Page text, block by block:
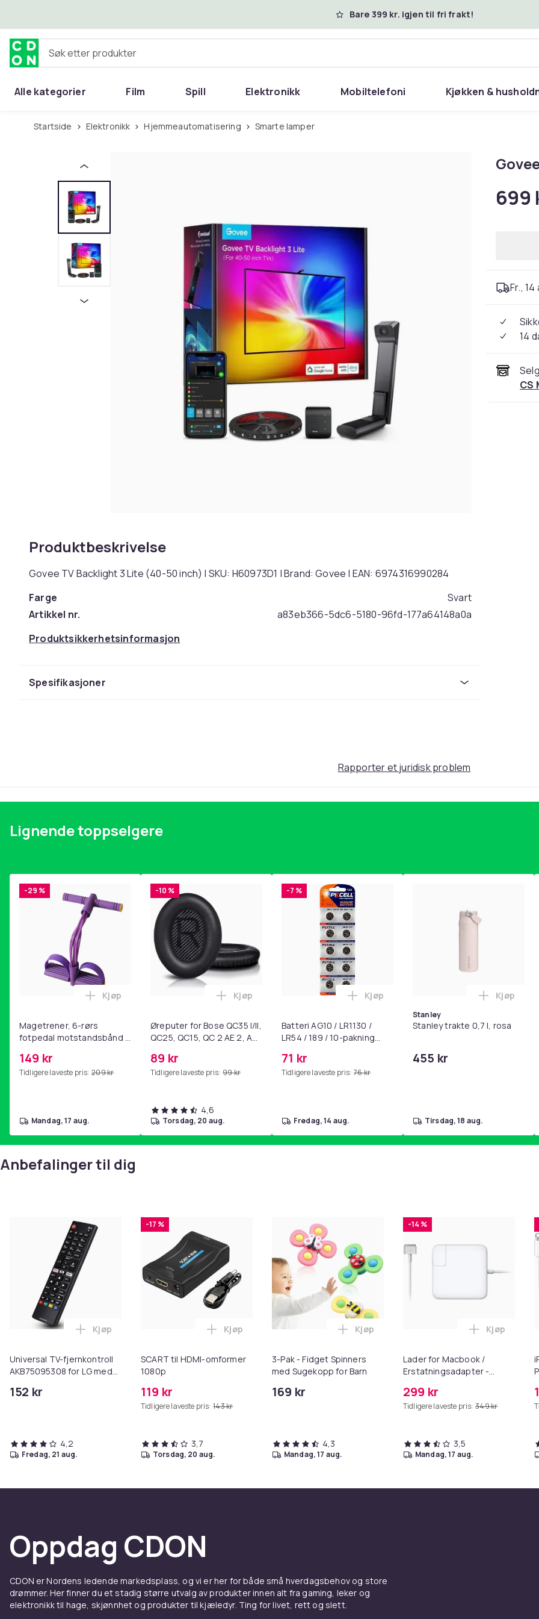
Bare 399 kr. igjen til fri frakt!
Søk etter produkter
Alle kategorier Film Spill Elektronikk Mobiltelefoni Kjøkken &
Startside Elektronikk Hjemmeautomatisering Smarte lamper
Produktbeskrivelse
Govee TV Backlight 3 Lite (40-50 inch) | SKU: H60973D1 | Brand: Govee | EAN: 6974316990284
Farge
Svart
Artikkel nr.
a83eb366-5dc6-5180-96fd-177a64148a0a
Produktsikkerhetsinformasjon
Spesifikasjoner
699
Fr.,
14
CS
Rapporter et juridisk problem
Lignende toppselgere
-29 %
Magetrener, 6-rørs
fotpedal motstandsbånd -
yoga og
hjemmegymnastikk Purple
149 kr
Tidligere laveste pris: 209 kr
Legg Magetrener, 6-rørs fotpedal motstandsbånd - mage- og kjernetrening, yoga og
Kjøp
mandag, 17 aug.
-10 %
Øreputer for Bose QC35 I/II,
QC25, QC15, QC 2 AE 2, AE
SoundLink Black
89 kr
Tidligere laveste pris: 99 kr
Legg Øreputer for Bose QC35 I/II, QC25, QC15, QC 2 AE 2, AE 2i, AE 2w,
Kjøp
4,6
torsdag, 20 aug.
-7 %
Batteri AG10 / LR1130 /
LR54 / 189 / 10-pakning
71 kr
Tidligere laveste pris: 76 kr
Legg Batteri AG10 / LR1130 / LR54 / 189
Kjøp
fredag, 14 aug.
Stanley
Stanley trakte 0,7 l, rosa
455 kr
Legg
Kjøp
tirsdag, 18 aug.
Anbefalinger til dig
Universal TV-fjernkontroll
AKB75095308 for LG med
152 kr
Legg Universal TV-fjernkontroll AKB75095308 for LG med Netflix i handlekurven
Kjøp
4,2
fredag, 21 aug.
-17 %
SCART til HDMI-omformer
1080p
119 kr
Tidligere laveste pris: 143 kr
Legg SCART til HDMI-omformer 1080p i handlekurven
Kjøp
3,7
torsdag, 20 aug.
3-Pak - Fidget Spinners
med Sugekopp for Barn
169 kr
Legg 3-Pak - Fidget Spinners med
Kjøp
4,3
mandag, 17 aug.
-14 %
Lader for Macbook /
Erstatningsadapter -
299 kr
Tidligere laveste pris: 349 kr
Legg Lader
Kjøp
3,5
mandag, 17 aug.
Oppdag CDON
CDON er Nordens ledende markedsplass, og vi er her for både små hverdagsbehov og store
drømmer. Her finner du et stadig større utvalg av produkter innen alt fra gaming, leker og
elektronikk til hage, skjønnhet og produkter til kjæledyr. Ting for livet, rett og slett.